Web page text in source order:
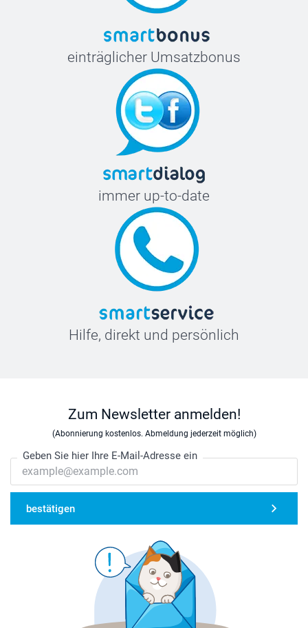
einträglicher Umsatzbonus
immer up-to-date
Hilfe, direkt und persönlich
Zum Newsletter anmelden!
(Abonnierung kostenlos. Abmeldung jederzeit möglich)
Geben Sie hier Ihre E-Mail-Adresse ein
bestätigen